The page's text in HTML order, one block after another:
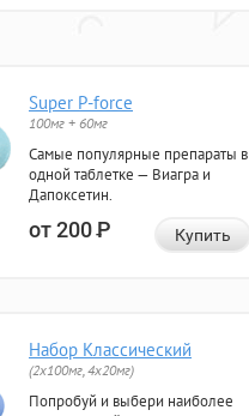
Super P-force
100мг + 60мг
Самые популярные препараты в
одной таблетке — Виагра и
Дапоксетин.
от 200Р Купить
Набор Классический
(2x100мг, 4x20мг)
Попробуй и выбери наиболее